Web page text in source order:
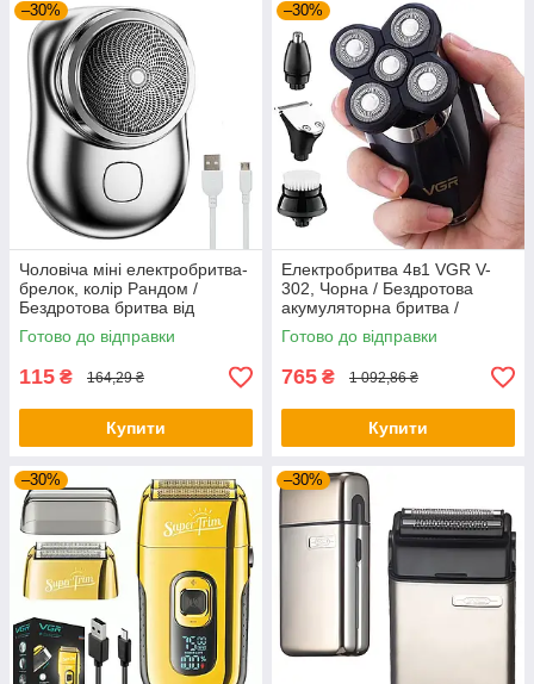
–30%
Чоловіча міні електробритва-
брелок, колір Рандом /
Бездротова бритва від
акумулятора / Портативна
бритва
Готово до відправки
115 ₴ 164,29 ₴
Купити
–30%
Електробритва 4в1 VGR V-
302, Чорна / Бездротова
акумуляторна бритва /
Бритва електрична
Готово до відправки
765 ₴ 1 092,86 ₴
Купити
–30% –30%